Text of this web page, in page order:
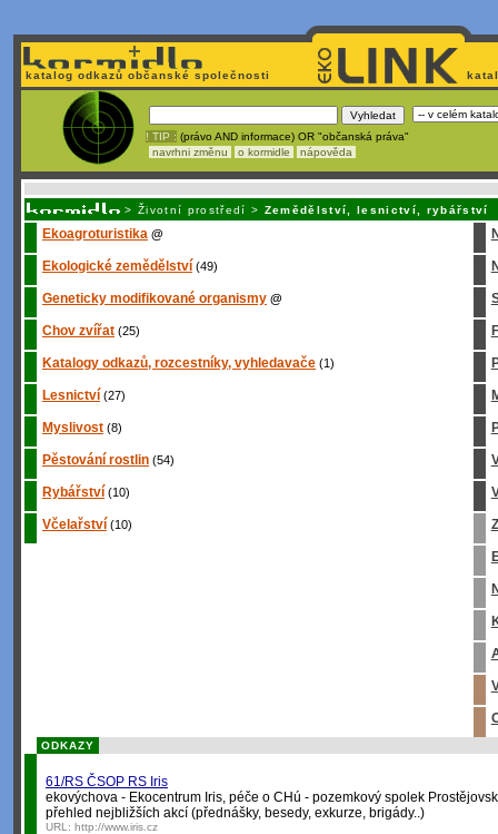
katalog odkazů občanské společnosti
! TIP : (právo AND informace) OR "občanská práva"
navrhni změnu
o kormidle nápověda
> Životní prostředí > Zemědělství, lesnictví, rybářství
Ekoagroturistika @
Ekologické zemědělství (49)
Geneticky modifikované organismy @
Chov zvířat (25)
Katalogy odkazů, rozcestníky, vyhledavače (1)
Lesnictví (27)
Myslivost (8)
Pěstování rostlin (54)
Rybářství (10)
Včelařství (10)
ODKAZY
61/RS ČSOP RS Iris
ekovýchova - Ekocentrum Iris, péče o CHú - pozemkový spolek
přehled nejbližších akcí (přednášky, besedy, exkurze, brigády..)
URL: http://www.iris.cz